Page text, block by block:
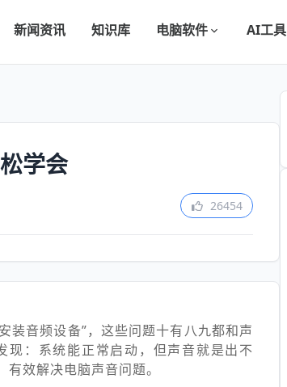
新闻资讯 知识库 电脑软件 AI工具
学会
26454
装音频设备”，这些问题十有八九都和声
现：系统能正常启动，但声音就是出不
效解决电脑声音问题。